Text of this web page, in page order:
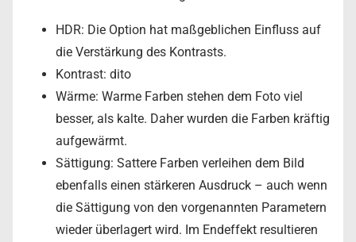
HDR: Die Option hat maßgeblichen Einfluss auf
die Verstärkung des Kontrasts.
Kontrast: dito
Wärme: Warme Farben stehen dem Foto viel
besser, als kalte. Daher wurden die Farben kräftig
aufgewärmt.
Sättigung: Sattere Farben verleihen dem Bild
ebenfalls einen stärkeren Ausdruck – auch wenn
die Sättigung von den vorgenannten Parametern
wieder überlagert wird. Im Endeffekt resultieren